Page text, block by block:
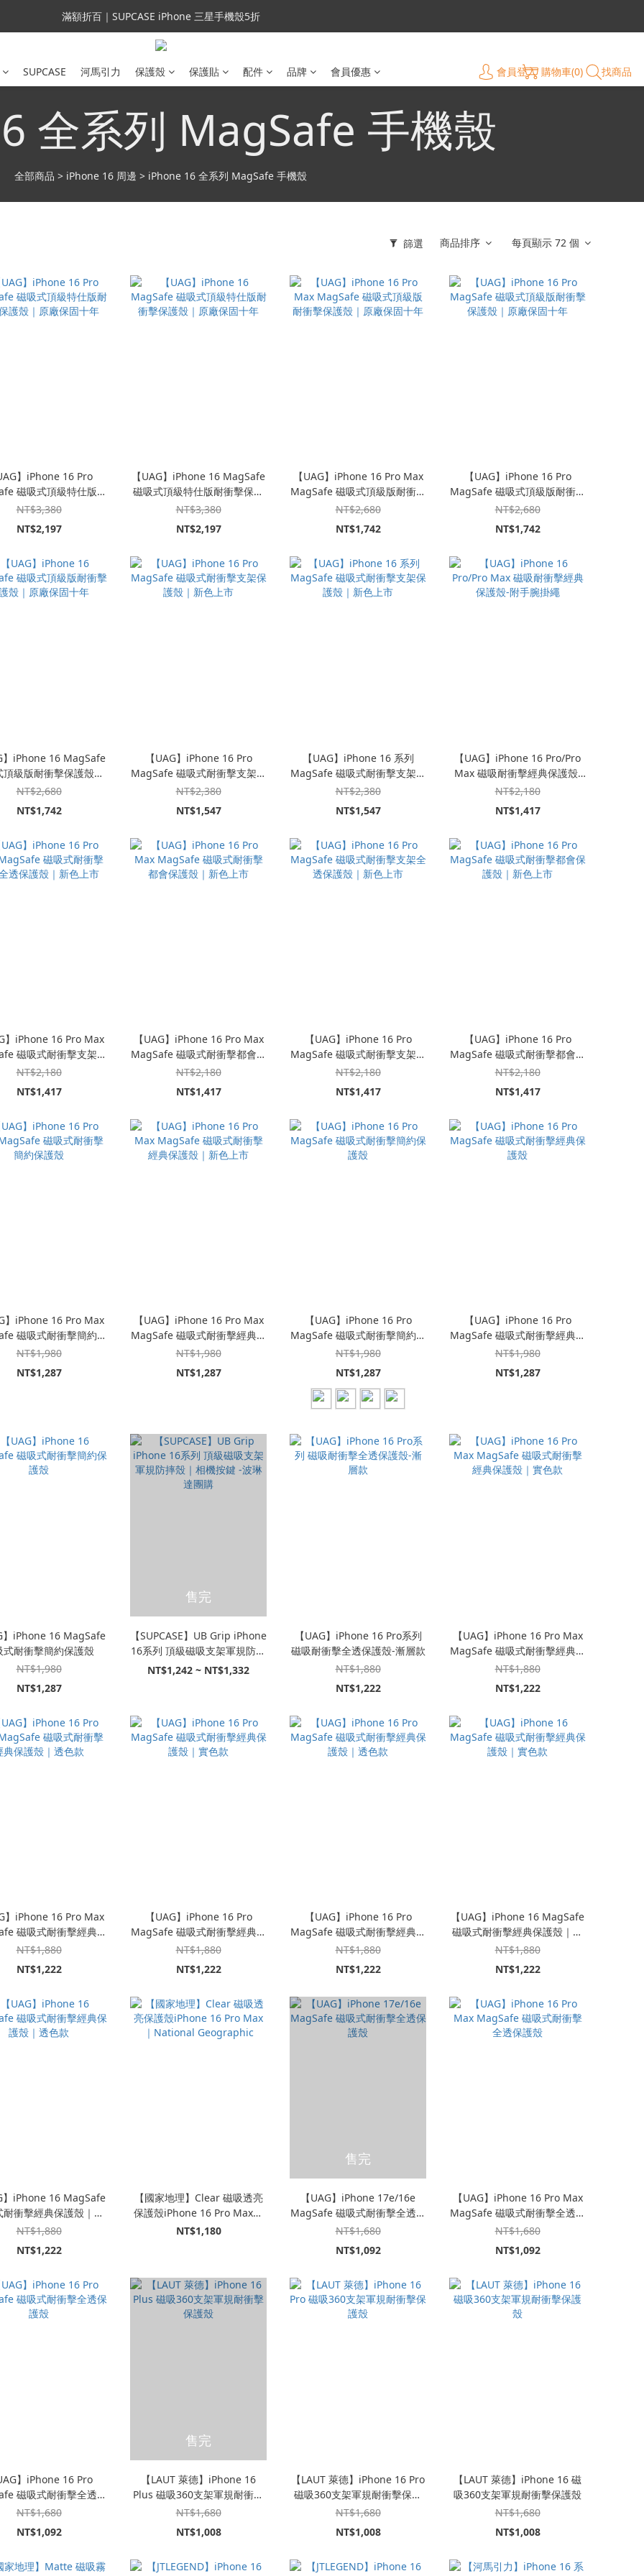
會員699免運｜父親節禮手機殼5折、行動電源66折
會員699免運｜父親節禮手機殼5折、行動電源66折
SUPCASE 河馬引力 保護殼 保護貼 配件 品牌 會員優惠 會員登入 購物車(0) 找商品
全系列 MagSafe 手機殼
全部商品 > iPhone 16 周邊 > iPhone 16 全系列 MagSafe 手機殼
篩選 商品排序 每頁顯示 72 個
】iPhone 16 Pro
磁吸式頂級特仕版耐
保護殼｜原廠保固十年
NT$3,380
NT$2,197
【UAG】iPhone 16 MagSafe
磁吸式頂級特仕版耐衝擊保護
殼｜原廠保固十年
NT$3,380
NT$2,197
【UAG】iPhone 16 Pro Max
MagSafe 磁吸式頂級版耐衝擊
保護殼｜原廠保固十年
NT$2,680
NT$1,742
【UAG】iPhone 16 Pro
MagSafe 磁吸式頂級版耐衝擊
保護殼｜原廠保固十年
NT$2,680
NT$1,742
】iPhone 16 MagSafe
頂級版耐衝擊保護殼｜
原廠保固十年
NT$2,680
NT$1,742
【UAG】iPhone 16 Pro
MagSafe 磁吸式耐衝擊支架保
護殼｜新色上市
NT$2,380
NT$1,547
【UAG】iPhone 16 系列
MagSafe 磁吸式耐衝擊支架保
護殼｜新色上市
NT$2,380
NT$1,547
【UAG】iPhone 16 Pro/Pro
Max 磁吸耐衝擊經典保護殼-
附手腕掛繩
NT$2,180
NT$1,417
】iPhone 16 Pro Max
磁吸式耐衝擊支架全
透保護殼｜新色上市
NT$2,180
NT$1,417
【UAG】iPhone 16 Pro Max
MagSafe 磁吸式耐衝擊都會保
護殼｜新色上市
NT$2,180
NT$1,417
【UAG】iPhone 16 Pro
MagSafe 磁吸式耐衝擊支架全
透保護殼｜新色上市
NT$2,180
NT$1,417
【UAG】iPhone 16 Pro
MagSafe 磁吸式耐衝擊都會保
護殼｜新色上市
NT$2,180
NT$1,417
】iPhone 16 Pro Max
磁吸式耐衝擊簡約保
護殼
NT$1,980
NT$1,287
【UAG】iPhone 16 Pro Max
MagSafe 磁吸式耐衝擊經典保
護殼｜新色上市
NT$1,980
NT$1,287
【UAG】iPhone 16 Pro
MagSafe 磁吸式耐衝擊簡約保
護殼
NT$1,980
NT$1,287
【UAG】iPhone 16 Pro
MagSafe 磁吸式耐衝擊經典保
護殼
NT$1,980
NT$1,287
】iPhone 16 MagSafe
式耐衝擊簡約保護殼
NT$1,980
NT$1,287
售完
【SUPCASE】UB Grip iPhone
16系列 頂級磁吸支架軍規防摔
殼｜相機按鍵 -波琳達團購
NT$1,242 ~ NT$1,332
【UAG】iPhone 16 Pro系列
磁吸耐衝擊全透保護殼-漸層款
NT$1,880
NT$1,222
【UAG】iPhone 16 Pro Max
MagSafe 磁吸式耐衝擊經典保
護殼｜實色款
NT$1,880
NT$1,222
】iPhone 16 Pro Max
磁吸式耐衝擊經典保
護殼｜透色款
NT$1,880
NT$1,222
【UAG】iPhone 16 Pro
MagSafe 磁吸式耐衝擊經典保
護殼｜實色款
NT$1,880
NT$1,222
【UAG】iPhone 16 Pro
MagSafe 磁吸式耐衝擊經典保
護殼｜透色款
NT$1,880
NT$1,222
【UAG】iPhone 16 MagSafe
磁吸式耐衝擊經典保護殼｜實
色款
NT$1,880
NT$1,222
】iPhone 16 MagSafe
耐衝擊經典保護殼｜透
色款
NT$1,880
NT$1,222
【國家地理】Clear 磁吸透亮
保護殼iPhone 16 Pro Max｜
National Geographic
NT$1,180
售完
【UAG】iPhone 17e/16e
MagSafe 磁吸式耐衝擊全透保
護殼
NT$1,680
NT$1,092
【UAG】iPhone 16 Pro Max
MagSafe 磁吸式耐衝擊全透保
護殼
NT$1,680
NT$1,092
】iPhone 16 Pro
磁吸式耐衝擊全透保
護殼
NT$1,680
NT$1,092
售完
【LAUT 萊德】iPhone 16
Plus 磁吸360支架軍規耐衝擊
保護殼
NT$1,680
NT$1,008
【LAUT 萊德】iPhone 16 Pro
磁吸360支架軍規耐衝擊保護
殼
NT$1,680
NT$1,008
【LAUT 萊德】iPhone 16 磁
吸360支架軍規耐衝擊保護殼
NT$1,680
NT$1,008